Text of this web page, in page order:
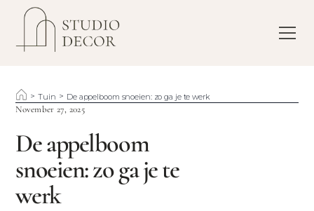
> Tuin > De appelboom snoeien: zo ga je te werk
November 27, 2025
De appelboom
snoeien: zo ga je te
werk